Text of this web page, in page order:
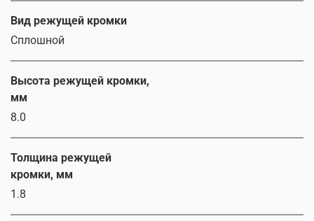
Вид режущей кромки
Сплошной
Высота режущей кромки,
мм
8.0
Толщина режущей
кромки, мм
1.8